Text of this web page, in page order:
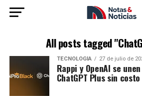
All posts tagged
TECNOLOGÍA 27 de julio de
Rappi y OpenAI se
ChatGPT Plus sin costo